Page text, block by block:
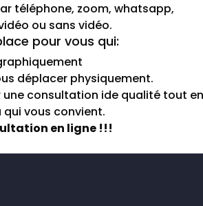
téléphone, zoom, whatsapp,
ou sans vidéo.
pour vous qui:
déplacer physiquement.
une consultation ide qualité tout en
vous convient.
en ligne !!!